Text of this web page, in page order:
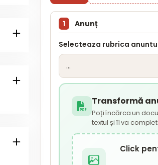
1 Anunț
Selecteaza rubrica
Transformă
Poți încărca un
textul și îl va
Click